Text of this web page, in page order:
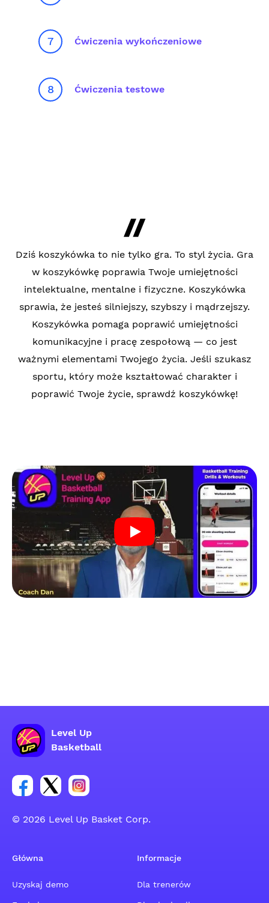
7 Ćwiczenia wykończeniowe
8 Ćwiczenia testowe
Dziś koszykówka to nie tylko gra. To styl życia. Gra
w koszykówkę poprawia Twoje umiejętności
intelektualne, mentalne i fizyczne. Koszykówka
sprawia, że jesteś silniejszy, szybszy i mądrzejszy.
Koszykówka pomaga poprawić umiejętności
komunikacyjne i pracę zespołową — co jest
ważnymi elementami Twojego życia. Jeśli szukasz
sportu, który może kształtować charakter i
poprawić Twoje życie, sprawdź koszykówkę!
Level Up
Basketball
Link do grupy społecznościowej na Facebooku
Link do konta na Twitterze grupy
Link do konta na Instagramie grupy
© 2026 Level Up Basket Corp.
Główna
Uzyskaj demo
Informacje
Dla trenerów